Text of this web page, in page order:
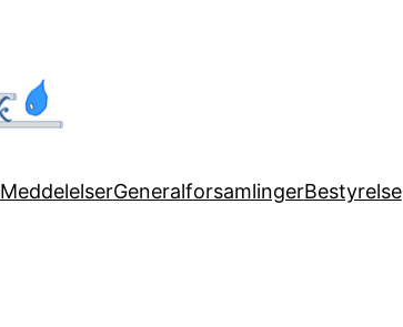
MeddelelserGeneralforsamlingerBestyrelse